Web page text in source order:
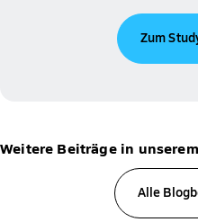
Zum
Weitere Beiträge in
Alle